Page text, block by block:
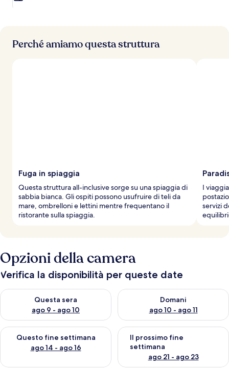
Perché amiamo questa struttura
Fuga in spiaggia
Questa struttura all-inclusive sorge su una spiaggia di
sabbia bianca. Gli ospiti possono usufruire di teli da
mare, ombrelloni e lettini mentre frequentano il
ristorante sulla spiaggia.
I
servizi
Opzioni della camera
Verifica la disponibilità per queste date
Questa sera
ago 9 - ago 10
Verifica la disponibilità per questa sera, ago 9 - ago 10
Domani
ago 10 - ago 11
Verifica la disponibilità per
Questo fine settimana
ago 14 - ago 16
Verifica la disponibilità per questo fine settimana, ago 14 -
Il prossimo fine
settimana
ago 21 - ago 23
Verifica la disponibilità per il